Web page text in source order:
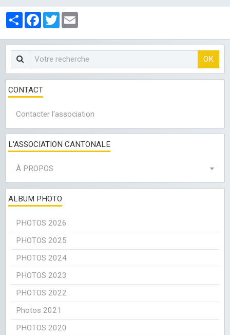
LES CLUBS
PartagerFacebook
Twitter
OK
CONTACT
Contacter l'association
L'ASSOCIATION CANTONALE
À PROPOS
ALBUM PHOTO
PHOTOS 2026
PHOTOS 2025
PHOTOS 2024
PHOTOS 2023
PHOTOS 2022
Photos 2021
PHOTOS 2020